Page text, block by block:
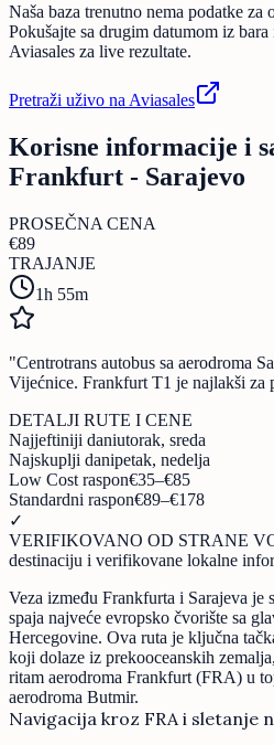
Naša baza trenutno nema podatke
Pokušajte sa drugim datumom iz
Aviasales za live rezultate.
Pretraži uživo na Aviasales
Korisne informacije i
Frankfurt - Sarajevo
PROSEČNA CENA
€89
TRAJANJE
1h 55m
"Centrotrans autobus sa aerodroma
Vijećnice. Frankfurt T1 je najlakši za
DETALJI RUTE I CENE
Najjeftiniji daniutorak, sreda
Najskuplji danipetak, nedelja
Low Cost raspon€35–€85
Standardni raspon€89–€178
✓
VERIFIKOVANO OD STRANE
destinaciju i verifikovane lokalne
Veza između Frankfurta i Sarajeva je
spaja najveće evropsko čvorište sa
Hercegovine. Ova ruta je ključna
koji dolaze iz prekooceanskih
ritam aerodroma Frankfurt (FRA) u
aerodroma Butmir.
Navigacija kroz FRA i sletanje